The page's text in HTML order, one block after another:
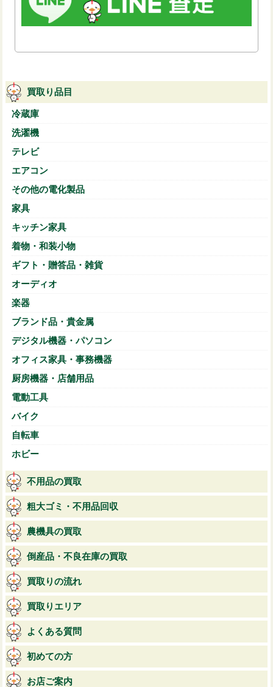
買取り品目
冷蔵庫
洗濯機
テレビ
エアコン
その他の電化製品
家具
キッチン家具
着物・和装小物
ギフト・贈答品・雑貨
オーディオ
楽器
ブランド品・貴金属
デジタル機器・パソコン
オフィス家具・事務機器
厨房機器・店舗用品
電動工具
バイク
自転車
ホビー
不用品の買取
粗大ゴミ・不用品回収
農機具の買取
倒産品・不良在庫の買取
買取りの流れ
買取りエリア
よくある質問
初めての方
お店ご案内